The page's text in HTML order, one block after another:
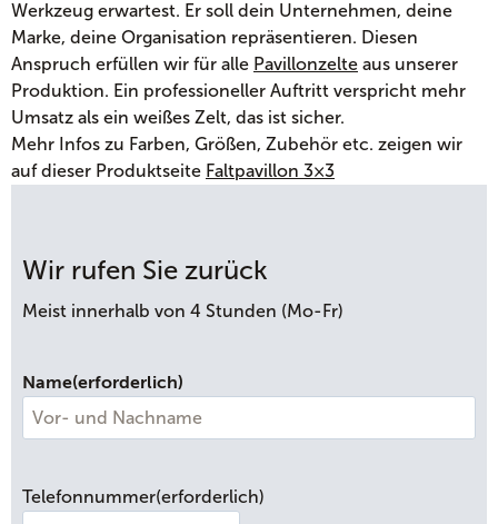
Werkzeug erwartest. Er soll dein Unternehmen, deine
Marke, deine Organisation repräsentieren. Diesen
Anspruch erfüllen wir für alle Pavillonzelte aus unserer
Produktion. Ein professioneller Auftritt verspricht mehr
Umsatz als ein weißes Zelt, das ist sicher.
Mehr Infos zu Farben, Größen, Zubehör etc. zeigen wir
auf dieser Produktseite Faltpavillon 3×3
Wir rufen Sie zurück
Meist innerhalb von 4 Stunden (Mo-Fr)
Name(erforderlich)
r
Telefonnummer(erforderlich)